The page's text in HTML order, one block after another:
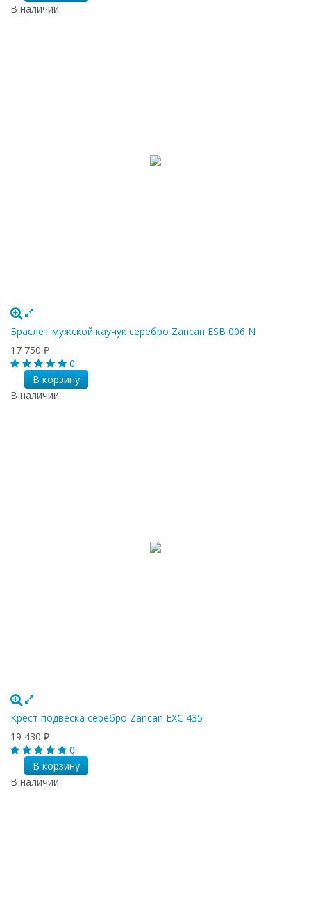
В наличии
Браслет мужской каучук серебро Zancan ESB 006 N
17 750 ₽
0
В корзину
В наличии
Крест подвеска серебро Zancan EXC 435
19 430 ₽
0
В корзину
В наличии